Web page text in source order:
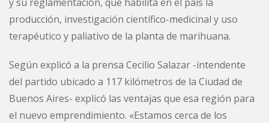
producción, investigación científico-medicinal y uso
terapéutico y paliativo de la planta de marihuana.
Según explicó a la prensa Cecilio Salazar -intendente
del partido ubicado a 117 kilómetros de la Ciudad de
Buenos Aires- explicó las ventajas que esa región para
el nuevo emprendimiento. «Estamos cerca de los